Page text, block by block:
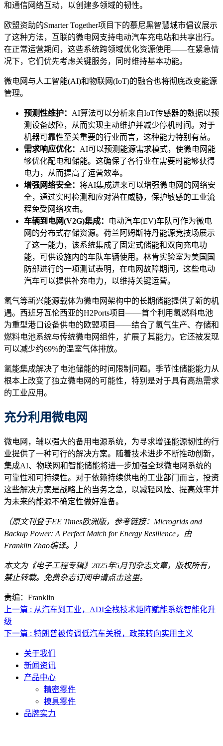
和通信网络互动，以创建多领域的韧性。
欧盟资助的Smarter Together项目下的慕尼黑智慧城市倡议展示
了这种方法，互联的微电网支持电动汽车充电站和共享出行。
在正常运营期间，这些系统跨领域优化资源使用——在紧急情
况下，它们优先考虑关键服务，同时维持基本功能。
微电网与人工智能(AI)和物联网(IoT)的融合也将彻底改变能源
管理。
预测性维护： AI算法可以分析来自IoT传感器的数据以预
测设备故障，从而实现主动维护并减少停机时间。对于
机器可靠性至关重要的行业而言，这种能力特别有益。
需求响应优化： AI可以预测能源需求模式，使微电网能
够优化配电和储能。这确保了各行业在需要时能够获得
电力，从而提高了运营效率。
增强网络安全： 将AI集成进来可以增强微电网的网络安
全，通过实时检测和应对潜在威胁，保护敏感的工业流
程免受网络攻击。
车辆到电网(V2G)集成：
电动汽车(EV)车队可作为微电
网的分布式存储资源。荷兰阿姆斯特丹能源竞技场展示
了这一能力，该系统集成了固定式储能和双向充电功
能，可供设施内的车队车辆使用。林肯实验室为美国国
防部进行的一项测试表明，在电网故障期间，这些电动
汽车可以提供补充电力，以维持关键运营。
氢气等新兴能源载体为微电网架构中的长期储能提供了新的机
遇。西班牙瓦伦西亚的H2Ports项目——首个利用氢燃料电池
为重型港口设备供电的欧盟项目——结合了氢气生产、存储和
燃料电池系统与传统微电网组件，扩展了其能力。它还被发现
可以减少约69%的温室气体排放。
氢能集成解决了电池储能的时间限制问题。季节性储能能力从
根本上改变了独立微电网的可能性，特别是对于具有高热需求
的工业应用。
充分利用微电网
微电网，辅以强大的备用电源系统，为寻求增强能源韧性的行
业提供了一种可行的解决方案。随着技术进步不断推动创新，
集成AI、物联网和智能储能将进一步加强全球微电网系统的
可靠性和可持续性。对于依赖持续供电的工业部门而言，投资
这些解决方案是战略上的当务之急，以减轻风险、提高效率并
为未来的能源不确定性做好准备。
（原文刊登于EE Times欧洲版，参考链接： Microgrids and
Backup Power: A Perfect Match for Energy Resilience，由
Franklin Zhao编译。）
本文为《电子工程专辑》2025年5月刊杂志文章，版权所有，
禁止转载。免费杂志订阅申请点击这里。
责编：Franklin
上一篇 : 从汽车到工业，ADI全栈技术矩阵赋能系统智能化升
级
下一篇 : 特朗普被传调低汽车关税，政策转向实用主义
关于我们
新闻资讯
产品中心
精密零件
模具零件
品牌实力